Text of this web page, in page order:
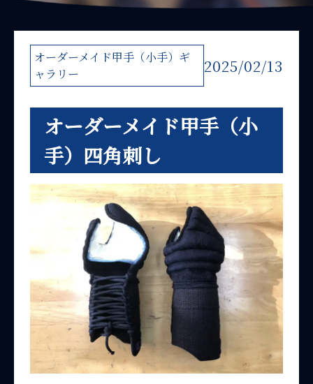
オーダーメイド甲手（小手）ギ
ャラリー
2025/02/13
オーダーメイド甲手（小
手）四角刺し